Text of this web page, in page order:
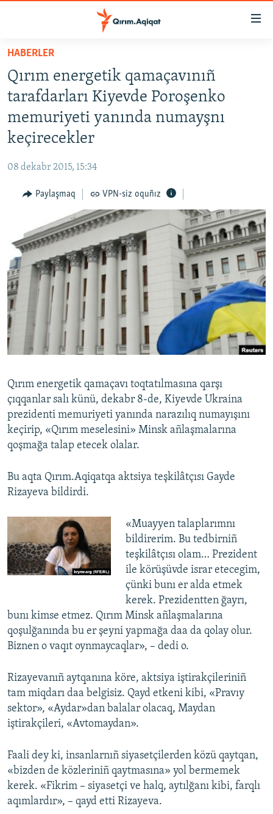
Esas
qaytmaq
Baş
navigatsiyağa
qaytmaq
Qıdıruvğa
SİYASET
İQTİSADİYAT
CEMİYET
İNSAN AQLARI
VİDEO
BLOGLAR
FİKİR
Русский
Українською
QOŞULIÑIZ!
RFE/RS bütün saytları
HABERLER
Qırım energetik qamaçavınıñ
tarafdarları Kiyevde Poroşenko
memuriyeti yanında numayşnı
keçirecekler
08 dekabr 2015, 15:34
Paylaşmaq VPN-siz oquñız
Qırım energetik qamaçavı toqtatılmasına qarşı
çıqqanlar salı künü, dekabr 8-de, Kiyevde Ukraina
prezidenti memuriyeti yanında narazılıq numayışını
keçirip, «Qırım meselesini» Minsk añlaşmalarına
qoşmağa talap etecek olalar.
Bu aqta Qırım.Aqiqatqa aktsiya teşkilâtçısı Gayde
Rizayeva bildirdi.
«Muayyen talaplarımnı
bildirerim. Bu tedbirniñ
teşkilâtçısı olam… Prezident
ile körüşüvde israr etecegim,
çünki bunı er alda etmek
kerek. Prezidentten ğayrı,
bunı kimse etmez. Qırım Minsk añlaşmalarına
qoşulğanında bu er şeyni yapmağa daa da qolay olur.
Biznen o vaqıt oynmaycaqlar», – dedi o.
Rizayevanıñ aytqanına köre, aktsiya iştirakçileriniñ
tam miqdarı daa belgisiz. Qayd etkeni kibi, «Pravıy
sektor», «Aydar»dan balalar olacaq, Maydan
iştirakçileri, «Avtomaydan».
Faali dey ki, insanlarnıñ siyasetçilerden közü qaytqan,
«bizden de közleriniñ qaytmasına» yol bermemek
kerek. «Fikrim – siyasetçi ve halq, aytılğanı kibi, farqlı
aqımlardır», – qayd etti Rizayeva.